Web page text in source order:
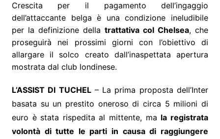
Crescita per il pagamento dell’ingaggio
dell’attaccante belga è una condizione ineludibile
per la definizione della trattativa col Chelsea, che
proseguirà nei prossimi giorni con l’obiettivo di
allargare il solco creato dall’inaspettata apertura
mostrata dal club londinese.
L’ASSIST DI TUCHEL– La prima proposta dell’Inter
basata su un prestito oneroso di circa 5 milioni di
euro è stata rispedita al mittente, ma la registrata
volontà di tutte le parti in causa di raggiungere